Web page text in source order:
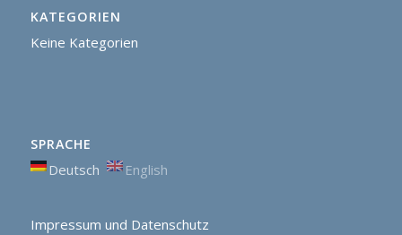
KATEGORIEN
Keine Kategorien
SPRACHE
Deutsch English
Impressum und Datenschutz